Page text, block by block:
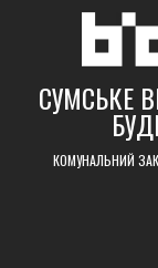
СУМСЬКЕ
КОМУНАЛЬНИЙ